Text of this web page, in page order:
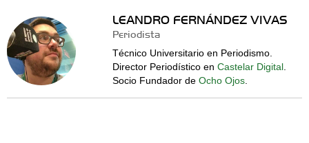
LEANDRO FERNÁNDEZ VIVAS
Periodista
Técnico Universitario en Periodismo.
Director Periodístico en Castelar Digital.
Socio Fundador de Ocho Ojos.